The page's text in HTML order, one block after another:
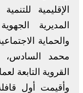
الإقليمية
المديرية
والحماية
القروية التابعة
وأقيمت أول